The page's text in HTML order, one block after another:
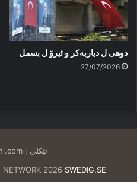
دوهی ل دیاربەکر و ئیرۆ ل بسمل
27/07/2026
تێکلی :
NETWORK 2026 SWEDIG.SE